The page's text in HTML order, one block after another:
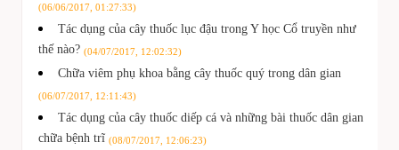
(06/06/2017, 01:27:33)
Tác dụng của cây thuốc lục đậu trong Y học Cổ truyền như
thế nào? (04/07/2017, 12:02:32)
Chữa viêm phụ khoa bằng cây thuốc quý trong dân gian
(06/07/2017, 12:11:43)
Tác dụng của cây thuốc diếp cá và những bài thuốc dân gian
chữa bệnh trĩ (08/07/2017, 12:06:23)